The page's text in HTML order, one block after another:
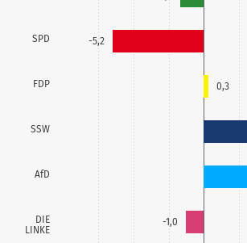
SPD
FDP
SSW
AfD
DIE
LINKE
-5,2
0,3
-1,0